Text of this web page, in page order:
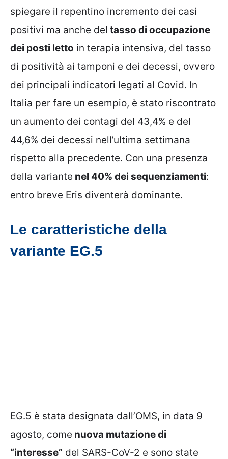
spiegare il repentino incremento dei casi
positivi ma anche del tasso di occupazione
dei posti letto in terapia intensiva, del tasso
di positività ai tamponi e dei decessi, ovvero
dei principali indicatori legati al Covid. In
Italia per fare un esempio, è stato riscontrato
un aumento dei contagi del 43,4% e del
44,6% dei decessi nell’ultima settimana
rispetto alla precedente. Con una presenza
della variante nel 40% dei sequenziamenti:
entro breve Eris diventerà dominante.
Le caratteristiche della
variante EG.5
EG.5 è stata designata dall’OMS, in data 9
agosto, come nuova mutazione di
“interesse” del SARS-CoV-2 e sono state